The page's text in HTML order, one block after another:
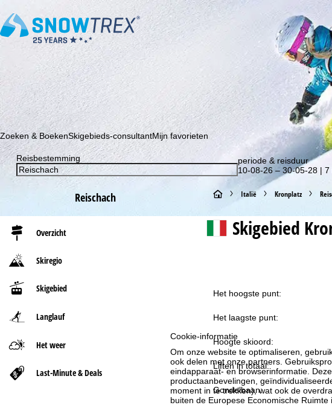
Cookie-informatie
Om onze website te optimaliseren,
ook delen met onze partners.
eindapparaat- en browserinformatie.
productaanbevelingen,
moment in te trekken), wat ook de
buiten de Europese Economische
Schrijf je in voor onze nieuwsbrief en wees als eerste op de hoogte van onze
Zoeken & BoekenSkigebieds-consultantMijn favorieten
Reisbestemming
periode & reisduur
10-08-26 – 30-05-28 | 7
Reischach
Overzicht
Skiregio
Skigebied
Langlauf
Het weer
Last-Minute & Deals
S
t
t
p
a
g
i
Italië Kronplatz
Skigebied
Het hoogste punt:
Het laagste punt:
Hoogte skioord:
Liften in totaal:
Gondelbaan: